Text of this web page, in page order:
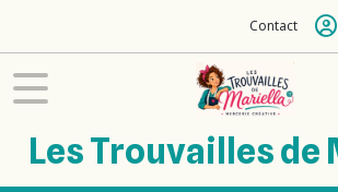
Contact
Les Trouvailles de